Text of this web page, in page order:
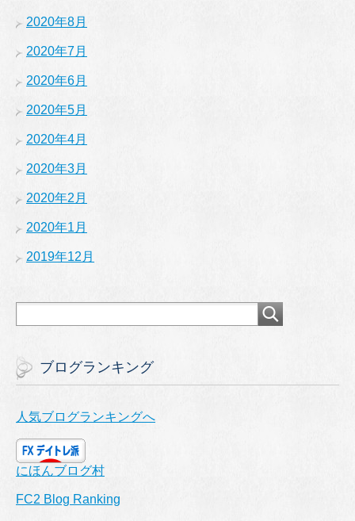
2020年8月
2020年7月
2020年6月
2020年5月
2020年4月
2020年3月
2020年2月
2020年1月
2019年12月
ブログランキング
人気ブログランキングへ
にほんブログ村
FC2 Blog Ranking